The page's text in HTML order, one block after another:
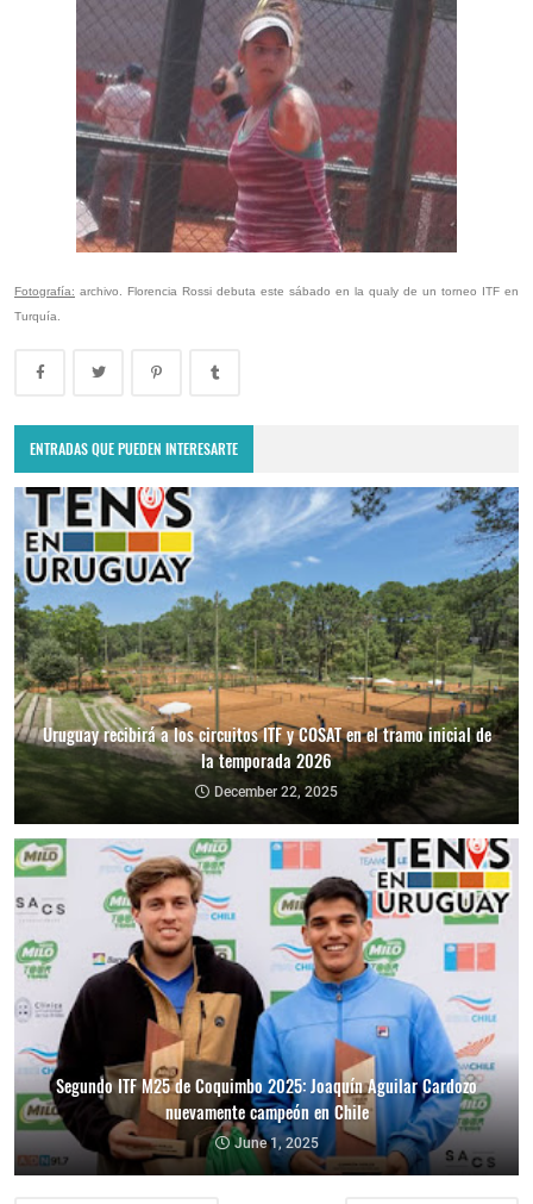
Fotografía: archivo. Florencia Rossi debuta este sábado en la qualy de un torneo ITF en
Turquía.
ENTRADAS QUE PUEDEN INTERESARTE
Uruguay recibirá a los circuitos ITF y COSAT en el tramo inicial de
la temporada 2026
December 22, 2025
Segundo ITF M25 de Coquimbo 2025: Joaquín Aguilar Cardozo
nuevamente campeón en Chile
June 1, 2025